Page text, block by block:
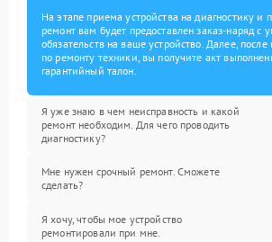
На этапе приема устройства на диагностику и
ремонт вам будет предоставлен заказ-наряд с
обязательств на ваше устройство. Далее,
по ремонту техники, вы получите акт
гарантийный талон.
Я уже знаю в чем неисправность и какой
ремонт необходим. Для чего проводить
диагностику?
Мне нужен срочный ремонт. Сможете
сделать?
Я хочу, чтобы мое устройство
ремонтировали при мне.